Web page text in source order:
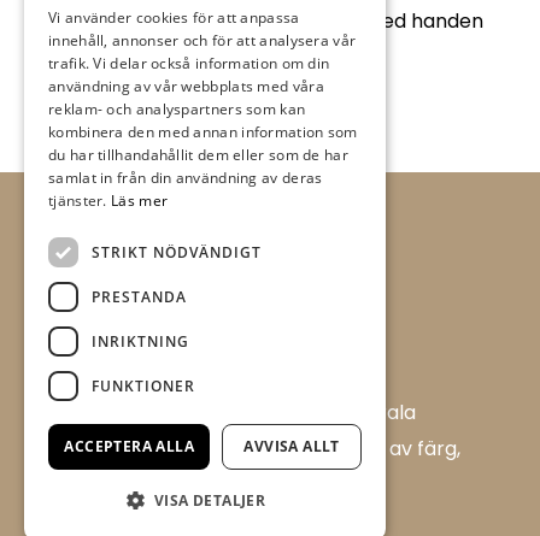
inte kan hålla sig från att stryka med handen
över tapeten.
Allt i Färg AB är en färghandel i centrala
Ulricehamn med ett brett sortiment av färg,
tapet och tillbehör.
Flügger Färg, Allt i Färg
Vi använder cookies för att anpassa
innehåll, annonser och för att analysera vår
trafik. Vi delar också information om din
användning av vår webbplats med våra
reklam- och analyspartners som kan
kombinera den med annan information som
du har tillhandahållit dem eller som de har
samlat in från din användning av deras
tjänster. Läs mer
STRIKT NÖDVÄNDIGT
PRESTANDA
INRIKTNING
FUNKTIONER
ACCEPTERA ALLA AVVISA ALLT
VISA DETALJER